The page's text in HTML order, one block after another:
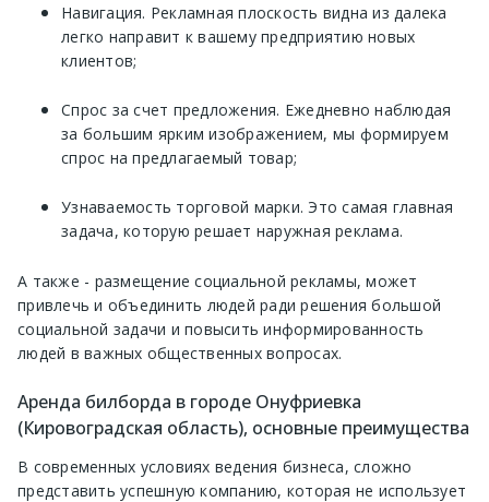
Навигация. Рекламная плоскость видна из далека
легко направит к вашему предприятию новых
клиентов;
Спрос за счет предложения. Ежедневно наблюдая
за большим ярким изображением, мы формируем
спрос на предлагаемый товар;
Узнаваемость торговой марки. Это самая главная
задача, которую решает наружная реклама.
А также - размещение социальной рекламы, может
привлечь и объединить людей ради решения большой
социальной задачи и повысить информированность
людей в важных общественных вопросах.
Аренда билборда в городе Онуфриевка
(Кировоградская область), основные преимущества
В современных условиях ведения бизнеса, сложно
представить успешную компанию, которая не использует